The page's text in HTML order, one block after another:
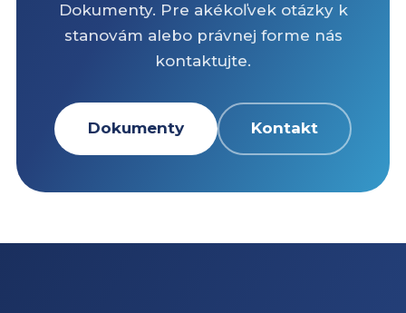
Dokumenty. Pre akékoľvek otázky k
stanovám alebo právnej forme nás
kontaktujte.
Dokumenty Kontakt